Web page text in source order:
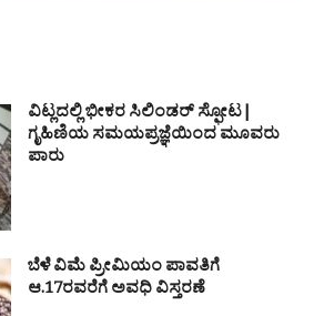
ವಿಟ್ಲದಲ್ಲಿ ಭೀಕರ ಸಿಲಿಂಡರ್ ಸ್ಫೋಟ|
ಗೃಹಿಣಿಯ ಸಮಯಪ್ರಜ್ಞೆಯಿಂದ ಮೂವರು
ಪಾರು
ಬೆಳೆ ವಿಮೆ ಪ್ರೀಮಿಯಂ ಪಾವತಿಗೆ
ಆ.17ರವರೆಗೆ ಅವಧಿ ವಿಸ್ತರಣೆ